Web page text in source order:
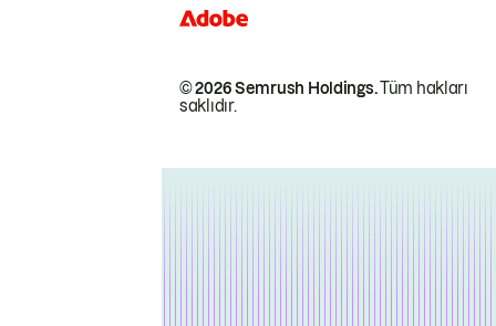
© 2026 Semrush Holdings.Tüm hakları
saklıdır.